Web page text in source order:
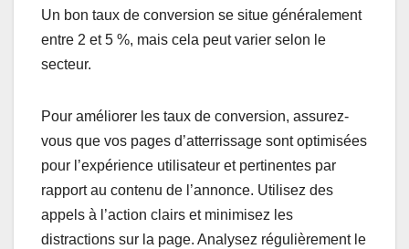
Un bon taux de conversion se situe généralement
entre 2 et 5 %, mais cela peut varier selon le
secteur.
Pour améliorer les taux de conversion, assurez-
vous que vos pages d’atterrissage sont optimisées
pour l’expérience utilisateur et pertinentes par
rapport au contenu de l’annonce. Utilisez des
appels à l’action clairs et minimisez les
distractions sur la page. Analysez régulièrement le